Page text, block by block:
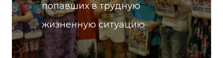
попавших в трудную
жизненную ситуацию